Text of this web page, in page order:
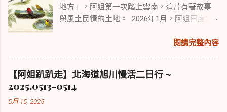
地方」，阿姐第一次踏上雲南，這片有著故事
與風土民情的土地。 2026年1月，阿姐再度探
采。 本次行程從賞鳥勝地保山百花嶺開始，續
不同，可以說是景點與野趣的不同體驗。
閱讀完整內容
【阿姐趴趴走】北海道旭川慢活二日行 ~
2025.0513-0514
5月 15, 2025